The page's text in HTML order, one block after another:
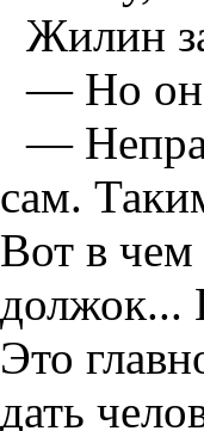
Жилин
— Но он
—
сам.
Вот в
должок...
Это
дать